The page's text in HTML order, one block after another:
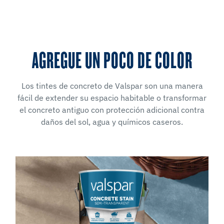
AGREGUE UN POCO DE COLOR
Los tintes de concreto de Valspar son una manera
fácil de extender su espacio habitable o transformar
el concreto antiguo con protección adicional contra
daños del sol, agua y químicos caseros.